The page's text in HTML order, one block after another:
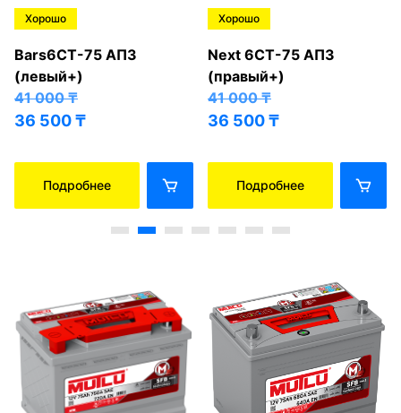
Хорошо
Bars6СТ-75 АПЗ
(левый+)
41 000₸
36 500₸
Подробнее
Хорошо
Next 6СТ-75 АПЗ
(правый+)
41 000₸
36 500₸
Подробнее